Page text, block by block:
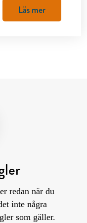
Läs mer
redan när du
inte några
som gäller.